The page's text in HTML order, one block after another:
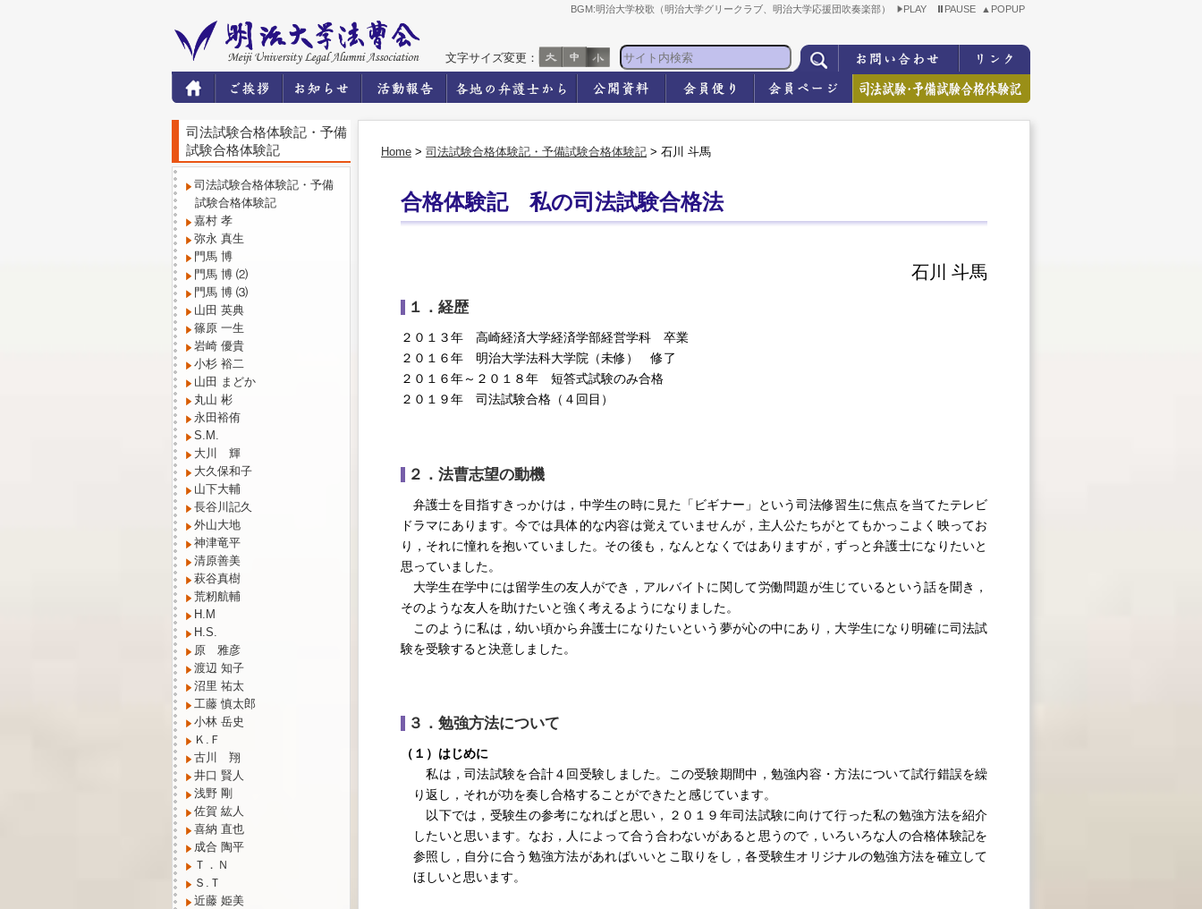
文字サイズ変更：
BGM:明治大学校歌（明治大学グリークラブ、明治大学応援団吹奏楽部） PLAY PAUSE ▲POPUP
Home > 司法試験合格体験記・予備試験合格体験記 > 石川 斗馬
合格体験記 私の司法試験合格法
石川 斗馬
１．経歴
２０１３年 高崎経済大学経済学部経営学科 卒業
２０１６年 明治大学法科大学院（未修） 修了
２０１６年～２０１８年 短答式試験のみ合格
２０１９年 司法試験合格（４回目）
２．法曹志望の動機
弁護士を目指すきっかけは，中学生の時に見た「ビギナー」という司法修習生に焦点を当てたテレビ
ドラマにあります。今では具体的な内容は覚えていませんが，主人公たちがとてもかっこよく映ってお
り，それに憧れを抱いていました。その後も，なんとなくではありますが，ずっと弁護士になりたいと
思っていました。
大学生在学中には留学生の友人ができ，アルバイトに関して労働問題が生じているという話を聞き，
そのような友人を助けたいと強く考えるようになりました。
このように私は，幼い頃から弁護士になりたいという夢が心の中にあり，大学生になり明確に司法試
験を受験すると決意しました。
３．勉強方法について
（１）はじめに
私は，司法試験を合計４回受験しました。この受験期間中，勉強内容・方法について試行錯誤を繰
り返し，それが功を奏し合格することができたと感じています。
以下では，受験生の参考になればと思い，２０１９年司法試験に向けて行った私の勉強方法を紹介
したいと思います。なお，人によって合う合わないがあると思うので，いろいろな人の合格体験記を
参照し，自分に合う勉強方法があればいいとこ取りをし，各受験生オリジナルの勉強方法を確立して
ほしいと思います。
司法試験合格体験記・予備
試験合格体験記
司法試験合格体験記・予備
試験合格体験記
嘉村 孝
弥永 真生
門馬 博
門馬 博 ⑵
門馬 博 ⑶
山田 英典
篠原 一生
岩崎 優貴
小杉 裕二
山田 まどか
丸山 彬
永田裕侑
S.M.
大川 輝
大久保和子
山下大輔
長谷川記久
外山大地
神津竜平
清原善美
萩谷真樹
荒籾航輔
H.M
H.S.
原 雅彦
渡辺 知子
沼里 祐太
工藤 慎太郎
小林 岳史
Ｋ.Ｆ
古川 翔
井口 賢人
浅野 剛
佐賀 紘人
喜納 直也
成合 陶平
Ｔ．Ｎ
Ｓ.Ｔ
近藤 姫美